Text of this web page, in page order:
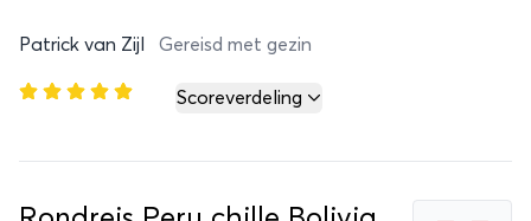
Patrick van Zijl Gereisd met gezin
Scoreverdeling